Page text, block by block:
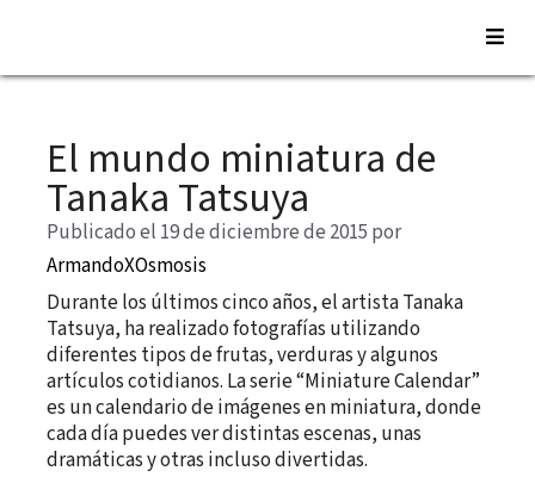
Saltar
contenidoEl mundo miniatura de
Tanaka Tatsuya
Publicado el 19 de diciembre de 2015 por
ArmandoXOsmosis
Durante los últimos cinco años, el artista Tanaka
Tatsuya, ha realizado fotografías utilizando
diferentes tipos de frutas, verduras y algunos
artículos cotidianos. La serie “Miniature Calendar”
es un calendario de imágenes en miniatura, donde
cada día puedes ver distintas escenas, unas
dramáticas y otras incluso divertidas.